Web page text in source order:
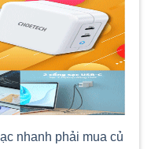
nhanh phải mua củ